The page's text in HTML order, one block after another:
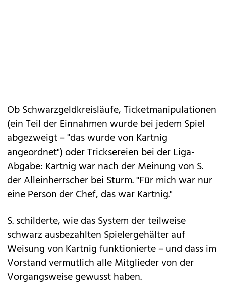
Ob Schwarzgeldkreisläufe, Ticketmanipulationen
(ein Teil der Einnahmen wurde bei jedem Spiel
abgezweigt – "das wurde von Kartnig
angeordnet") oder Tricksereien bei der Liga-
Abgabe: Kartnig war nach der Meinung von S.
der Alleinherrscher bei Sturm. "Für mich war nur
eine Person der Chef, das war Kartnig."
S. schilderte, wie das System der teilweise
schwarz ausbezahlten Spielergehälter auf
Weisung von Kartnig funktionierte – und dass im
Vorstand vermutlich alle Mitglieder von der
Vorgangsweise gewusst haben.